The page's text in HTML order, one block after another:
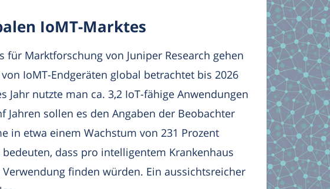
IoMT-Marktes
für Marktforschung von Juniper Research gehen
IoMT-Endgeräten global betrachtet bis 2026
Jahr nutzte man ca. 3,2 IoT-fähige Anwendungen
sollen es den Angaben der Beobachter
in etwa einem Wachstum von 231 Prozent
dass pro intelligentem Krankenhaus
finden würden. Ein aussichtsreicher